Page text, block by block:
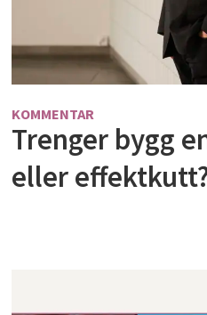
KOMMENTAR
Trenger bygg
eller